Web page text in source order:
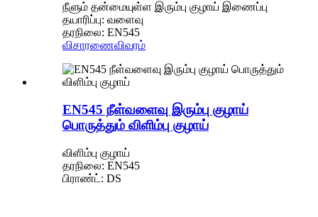
நீளும் தன்மையுள்ள இரும்பு குழாய் இணைப்பு
தயாரிப்பு: வளைவு
தரநிலை: EN545
விசாரணைவிவரம்
EN545 நீள்வளைவு இரும்பு குழாய்
பொருத்தும் விளிம்பு குழாய்
விளிம்பு குழாய்
தரநிலை: EN545
பிராண்ட்: DS